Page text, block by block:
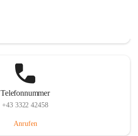
Telefonnummer
+43 3322 42458
Anrufen